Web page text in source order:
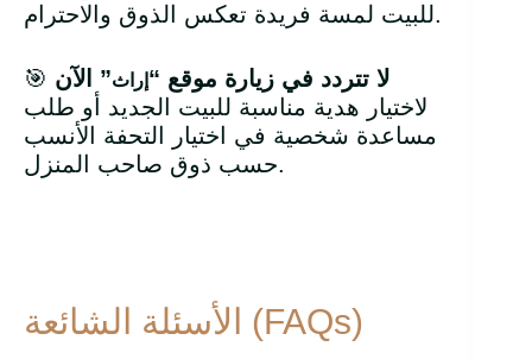
للبيت لمسة فريدة تعكس الذوق والاحترام.
🎯 لا تتردد في زيارة موقع “ إراث” الآن
لاختيار هدية مناسبة للبيت الجديد أو طلب
مساعدة شخصية في اختيار التحفة الأنسب
حسب ذوق صاحب المنزل.
الأسئلة الشائعة (FAQs)